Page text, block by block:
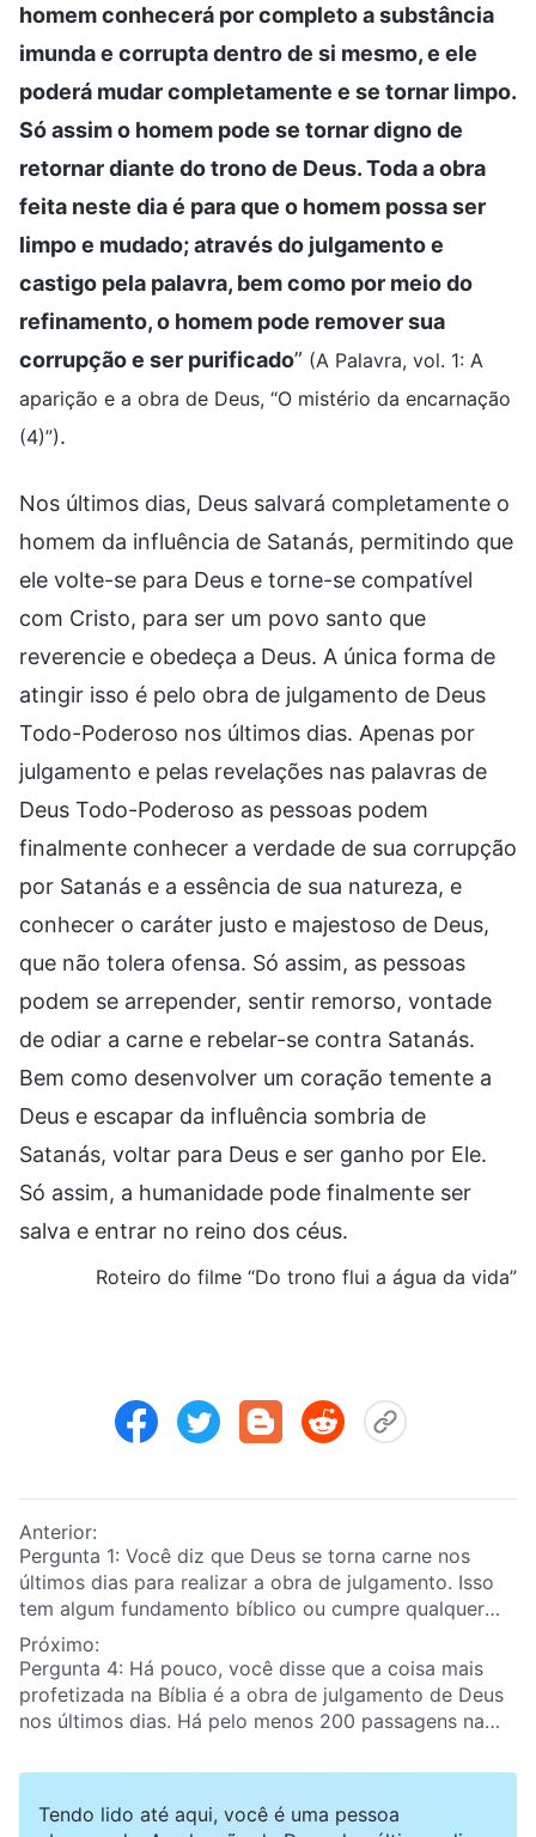
homem conhecerá por completo a substância
imunda e corrupta dentro de si mesmo, e ele
poderá mudar completamente e se tornar limpo.
Só assim o homem pode se tornar digno de
retornar diante do trono de Deus. Toda a obra
feita neste dia é para que o homem possa ser
limpo e mudado; através do julgamento e
castigo pela palavra, bem como por meio do
refinamento, o homem pode remover sua
corrupção e ser purificado” (A Palavra, vol. 1: A
aparição e a obra de Deus, “O mistério da encarnação
(4)”).
Nos últimos dias, Deus salvará completamente o
homem da influência de Satanás, permitindo que
ele volte-se para Deus e torne-se compatível
com Cristo, para ser um povo santo que
reverencie e obedeça a Deus. A única forma de
atingir isso é pelo obra de julgamento de Deus
Todo-Poderoso nos últimos dias. Apenas por
julgamento e pelas revelações nas palavras de
Deus Todo-Poderoso as pessoas podem
finalmente conhecer a verdade de sua corrupção
por Satanás e a essência de sua natureza, e
conhecer o caráter justo e majestoso de Deus,
que não tolera ofensa. Só assim, as pessoas
podem se arrepender, sentir remorso, vontade
de odiar a carne e rebelar-se contra Satanás.
Bem como desenvolver um coração temente a
Deus e escapar da influência sombria de
Satanás, voltar para Deus e ser ganho por Ele.
Só assim, a humanidade pode finalmente ser
salva e entrar no reino dos céus.
Roteiro do filme “Do trono flui a água da vida”
Anterior:
Pergunta 1: Você diz que Deus se torna carne nos
últimos dias para realizar a obra de julgamento. Isso
tem algum fundamento bíblico ou cumpre qualquer
profecia bíblica? Sem um fundamento bíblico, não
devemos acreditar nisso assim tão rápido.
Próximo:
Pergunta 4: Há pouco, você disse que a coisa mais
profetizada na Bíblia é a obra de julgamento de Deus
nos últimos dias. Há pelo menos 200 passagens na
Seu julgamento. Isso é completamente verídico e foi
Porque já é tempo que comece o julgamento pela
Tendo lido até aqui, você é uma pessoa